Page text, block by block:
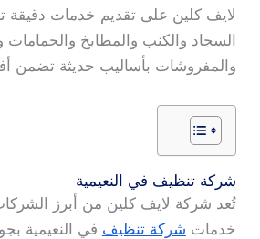
لايف كلين على تقديم خدمات
السجاد والكنب والمطابخ والحمامات
والمفروشات بأساليب حديثة تضمن
شركة تنظيف في النعيمية
تُعد شركة لايف كلين من أبرز
خدمات شركة تنظيف في النعيمية